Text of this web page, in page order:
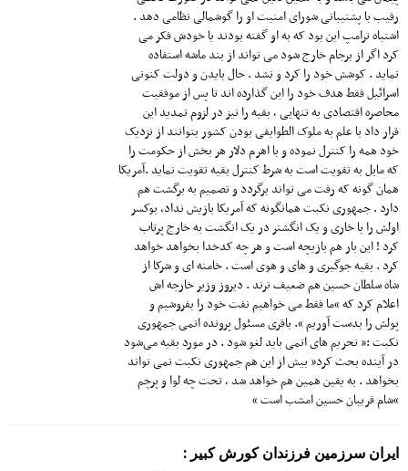
رقیب با پشتیبانی شورای امنیت او را گوشمالی نظامی دهد .
اشتباه ترامپ این بود که به او گفته بودند یا خودش فکر می
کرد اگر از برجام خارج شود می تواند از بند ماشه استفاده
نماید . کوشش خود را کرد و نشد . حال بایدن و دولت کنونی
اسرائیل فقط هدف خود را این گذارده اند تا پس از موفقیت
محاصره اقتصادی به تنهایی ، بقیه را نیز در لزوم تمدید این
قرار داد با علم به ملوک الطوایفی بودن کشور بتوانند از نزدیک
خود همه را کنترل نموده و با اهرم دلار هر بخش از حکومت را
که مایل به تقویت است به شرط کنترل بقیه تقویت نماید .آمریکا
همان گونه که رفت می تواند برگردد و تصمیم به برگشت هم
دارد . جمهوری نکبت همانگونه که آمریکا بازیش نداد، بوکسر
اولش را با خاری و یک انگشتر در یک انگشت به خارج پرتاب
کرد ! این بار هم بازیچه است و هر چه کدخدا بخواهد خواهد
کرد . بقیه جوگیری و های‌ و هوی است . خامنه ای و شرکا از
شاه سلطان حسین هم ضعیف ترند . دیروز وزیر خارجه اش
اعلام کرد که “ما فقط می خواهیم نفت خود را بفروشیم و
پولش را بدست آوریم “. باقری مسئول پرونده اتمی جمهوری
نکبت :” تحریم های اتمی باید لغو شود . در مورد بقیه می‌شود
در آینده بحث کرد” بیش از این هم جمهوری نکبت نمی تواند
بخواهد . به یقین همین هم خواهد شد ،‌ تحت چه لوا و پرچم
“شام قریبان حسین امشب است “
ایران سرزمین فرزندان کورش کبیر :